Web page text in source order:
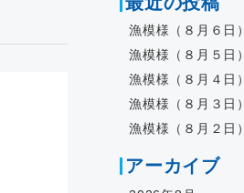
漁模様（８月６日）
漁模様（８月５日）
漁模様（８月４日）
漁模様（８月３日）
漁模様（８月２日）
アーカイブ